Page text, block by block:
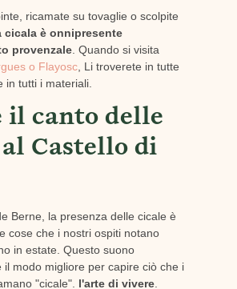
ricamate su tovaglie o scolpite
cicala è onnipresente
provenzale. Quando si visita
o Flayosc, Li troverete in tutte
in tutti i materiali.
il canto delle
Castello di
Berne, la presenza delle cicale è
cose che i nostri ospiti notano
in estate. Questo suono
il modo migliore per capire ciò che i
"cicale". l'arte di vivere.